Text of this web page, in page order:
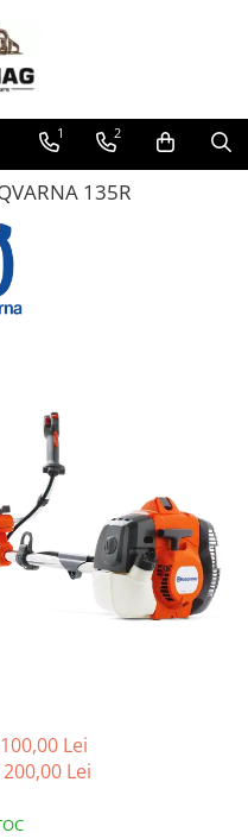
1 2
135R
Lei
200,00 Lei